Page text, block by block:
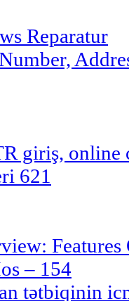
Reparatur
giriş, online
621
– 154
tətbiqinin